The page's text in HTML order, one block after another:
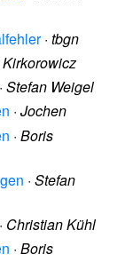
· tbgn
· Stefan Weigel
· Jochen
· Boris
· Stefan
· Christian Kühl
· Boris